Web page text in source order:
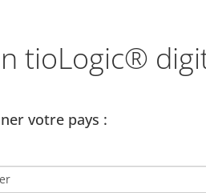
tioLogic®
votre pays :